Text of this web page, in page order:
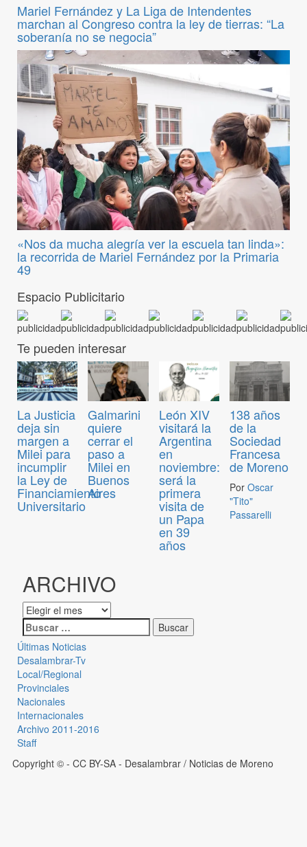
Mariel Fernández y La Liga de Intendentes
marchan al Congreso contra la ley de tierras: “La
soberanía no se negocia”
«Nos da mucha alegría ver la escuela tan linda»:
la recorrida de Mariel Fernández por la Primaria
49
Espacio Publicitario
Te pueden interesar
La Justicia
deja sin
margen a
Milei para
incumplir
la Ley de
Financiamiento
Universitario
Galmarini
quiere
cerrar el
paso a
Milei en
Buenos
Aires
León XIV
visitará la
Argentina
en
noviembre:
será la
primera
visita de
un Papa
en 39
años
138 años
de la
Sociedad
Francesa
de Moreno
Por Oscar
"Tito"
Passarelli
ARCHIVO
Últimas Noticias
Desalambrar-Tv
Local/Regional
Provinciales
Nacionales
Internacionales
Archivo 2011-2016
Staff
Copyright © - CC BY-SA - Desalambrar / Noticias de Moreno